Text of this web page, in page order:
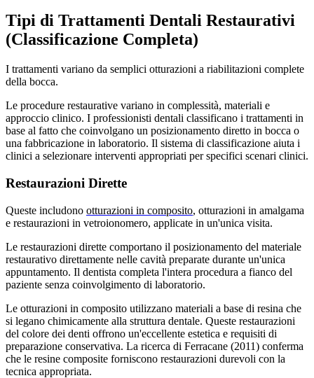
Tipi di Trattamenti Dentali Restaurativi
(Classificazione Completa)
I trattamenti variano da semplici otturazioni a riabilitazioni complete
della bocca.
Le procedure restaurative variano in complessità, materiali e
approccio clinico. I professionisti dentali classificano i trattamenti in
base al fatto che coinvolgano un posizionamento diretto in bocca o
una fabbricazione in laboratorio. Il sistema di classificazione aiuta i
clinici a selezionare interventi appropriati per specifici scenari clinici.
Restaurazioni Dirette
Queste includono otturazioni in composito, otturazioni in amalgama
e restaurazioni in vetroionomero, applicate in un'unica visita.
Le restaurazioni dirette comportano il posizionamento del materiale
restaurativo direttamente nelle cavità preparate durante un'unica
appuntamento. Il dentista completa l'intera procedura a fianco del
paziente senza coinvolgimento di laboratorio.
Le otturazioni in composito utilizzano materiali a base di resina che
si legano chimicamente alla struttura dentale. Queste restaurazioni
del colore dei denti offrono un'eccellente estetica e requisiti di
preparazione conservativa. La ricerca di Ferracane (2011) conferma
che le resine composite forniscono restaurazioni durevoli con la
tecnica appropriata.